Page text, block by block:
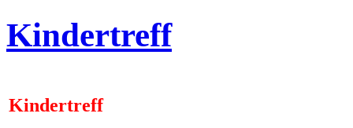
Kindertreff
Kindertreff